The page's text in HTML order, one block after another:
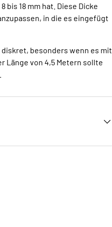
bis 18 mm hat. Diese Dicke
in die es eingefügt
besonders wenn es mit
Länge von 4,5 Metern sollte